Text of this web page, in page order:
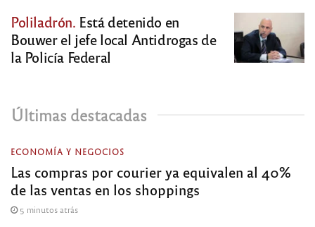
Poliladrón. Está detenido en
Bouwer el jefe local Antidrogas de
la Policía Federal
Últimas destacadas
ECONOMÍA Y NEGOCIOS
Las compras por courier ya equivalen al 40%
de las ventas en los shoppings
5 minutos atrás